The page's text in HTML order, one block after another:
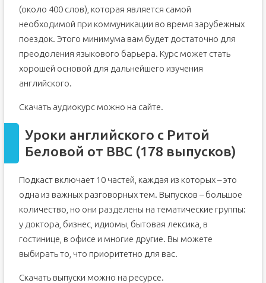
(около 400 слов), которая является самой
необходимой при коммуникации во время зарубежных
поездок. Этого минимума вам будет достаточно для
преодоления языкового барьера. Курс может стать
хорошей основой для дальнейшего изучения
английского.
Скачать аудиокурс можно на сайте.
Уроки английского с Ритой
Беловой от BBC (178 выпусков)
Подкаст включает 10 частей, каждая из которых – это
одна из важных разговорных тем. Выпусков – большое
количество, но они разделены на тематические группы:
у доктора, бизнес, идиомы, бытовая лексика, в
гостинице, в офисе и многие другие. Вы можете
выбирать то, что приоритетно для вас.
Скачать выпуски можно на ресурсе.